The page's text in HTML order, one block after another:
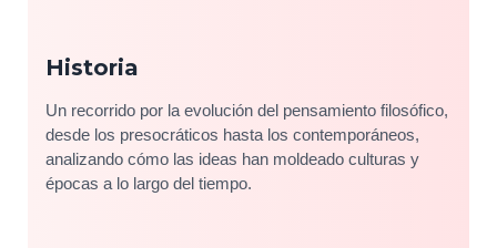
Historia
Un recorrido por la evolución del pensamiento filosófico,
desde los presocráticos hasta los contemporáneos,
analizando cómo las ideas han moldeado culturas y
épocas a lo largo del tiempo.